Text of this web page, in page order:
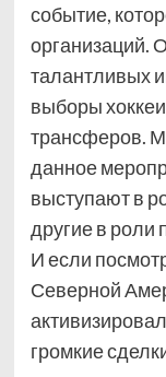
событие,
организаций.
талантливых
выборы
трансферов.
данное
выступают в
другие в роли
И если
Северной
громкие